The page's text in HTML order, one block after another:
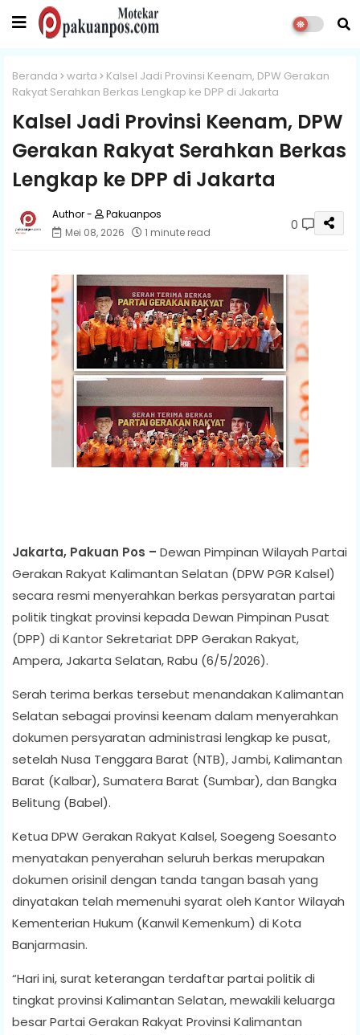
Beranda warta
Kalsel Jadi Provinsi Keenam, DPW Gerakan
Rakyat Serahkan Berkas Lengkap ke DPP di Jakarta
Kalsel Jadi Provinsi Keenam, DPW
Gerakan Rakyat Serahkan Berkas
Lengkap ke DPP di Jakarta
Pakuanpos
Mei 08, 2026
1 minute read 0
Jakarta, Pakuan Pos – Dewan Pimpinan Wilayah Partai
Gerakan Rakyat Kalimantan Selatan (DPW PGR Kalsel)
secara resmi menyerahkan berkas persyaratan partai
politik tingkat provinsi kepada Dewan Pimpinan Pusat
(DPP) di Kantor Sekretariat DPP Gerakan Rakyat,
Ampera, Jakarta Selatan, Rabu (6/5/2026).
Serah terima berkas tersebut menandakan Kalimantan
Selatan sebagai provinsi keenam dalam menyerahkan
dokumen persyaratan administrasi lengkap ke pusat,
setelah Nusa Tenggara Barat (NTB), Jambi, Kalimantan
Barat (Kalbar), Sumatera Barat (Sumbar), dan Bangka
Belitung (Babel).
Ketua DPW Gerakan Rakyat Kalsel, Soegeng Soesanto
menyatakan penyerahan seluruh berkas merupakan
dokumen orisinil dengan tanda tangan basah yang
dinyatakan telah memenuhi syarat oleh Kantor Wilayah
Kementerian Hukum (Kanwil Kemenkum) di Kota
Banjarmasin.
“Hari ini, surat keterangan terdaftar partai politik di
tingkat provinsi Kalimantan Selatan, mewakili keluarga
besar Partai Gerakan Rakyat Provinsi Kalimantan